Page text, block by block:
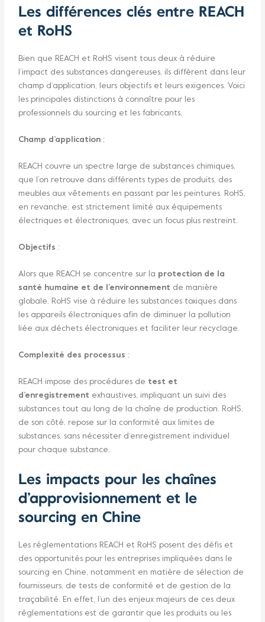
Les différences clés entre REACH
et RoHS
Bien que REACH et RoHS visent tous deux à réduire
l’impact des substances dangereuses, ils diffèrent dans leur
champ d’application, leurs objectifs et leurs exigences. Voici
les principales distinctions à connaître pour les
professionnels du sourcing et les fabricants.
Champ d’application :
REACH couvre un spectre large de substances chimiques,
que l’on retrouve dans différents types de produits, des
meubles aux vêtements en passant par les peintures. RoHS,
en revanche, est strictement limité aux équipements
électriques et électroniques, avec un focus plus restreint.
Objectifs :
Alors que REACH se concentre sur la protection de la
santé humaine et de l’environnement de manière
globale, RoHS vise à réduire les substances toxiques dans
les appareils électroniques afin de diminuer la pollution
liée aux déchets électroniques et faciliter leur recyclage.
Complexité des processus :
REACH impose des procédures de test et
d’enregistrement exhaustives, impliquant un suivi des
substances tout au long de la chaîne de production. RoHS,
de son côté, repose sur la conformité aux limites de
substances, sans nécessiter d’enregistrement individuel
pour chaque substance.
Les impacts pour les chaînes
d’approvisionnement et le
sourcing en Chine
Les réglementations REACH et RoHS posent des défis et
des opportunités pour les entreprises impliquées dans le
sourcing en Chine, notamment en matière de sélection de
fournisseurs, de tests de conformité et de gestion de la
traçabilité. En effet, l’un des enjeux majeurs de ces deux
réglementations est de garantir que les produits ou les